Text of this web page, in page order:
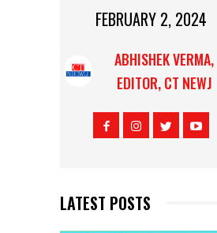
FEBRUARY 2, 2024
ABHISHEK VERMA,
EDITOR, CT NEWJ
LATEST POSTS